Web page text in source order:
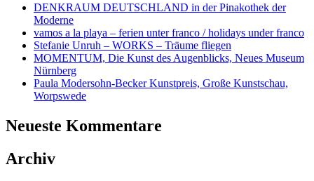
DENKRAUM DEUTSCHLAND in der Pinakothek der
Moderne
vamos a la playa – ferien unter franco / holidays under franco
Stefanie Unruh – WORKS – Träume fliegen
MOMENTUM, Die Kunst des Augenblicks, Neues Museum
Nürnberg
Paula Modersohn-Becker Kunstpreis, Große Kunstschau,
Worpswede
Neueste Kommentare
Archiv